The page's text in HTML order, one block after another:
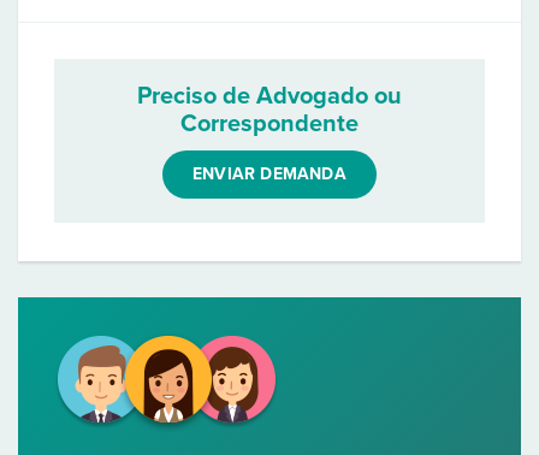
Preciso de Advogado ou
Correspondente
ENVIAR DEMANDA